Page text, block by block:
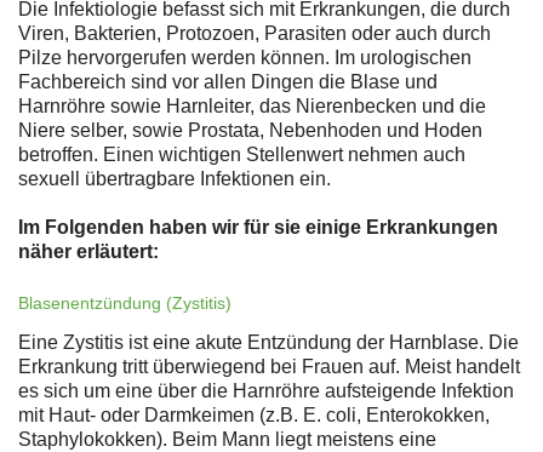
Die Infektiologie befasst sich mit Erkrankungen, die durch
Viren, Bakterien, Protozoen, Parasiten oder auch durch
Pilze hervorgerufen werden können. Im urologischen
Fachbereich sind vor allen Dingen die Blase und
Harnröhre sowie Harnleiter, das Nierenbecken und die
Niere selber, sowie Prostata, Nebenhoden und Hoden
betroffen. Einen wichtigen Stellenwert nehmen auch
sexuell übertragbare Infektionen ein.
Im Folgenden haben wir für sie einige Erkrankungen
näher erläutert:
Blasenentzündung (Zystitis)
Eine Zystitis ist eine akute Entzündung der Harnblase. Die
Erkrankung tritt überwiegend bei Frauen auf. Meist handelt
es sich um eine über die Harnröhre aufsteigende Infektion
mit Haut- oder Darmkeimen (z.B. E. coli, Enterokokken,
Staphylokokken). Beim Mann liegt meistens eine